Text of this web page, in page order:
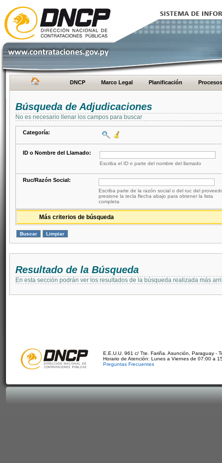
DNCP Marco Legal Planificación Procesos
Búsqueda de Adjudicaciones
No es necesario llenar los campos para buscar
Categoría:
ID o Nombre del Llamado:
Escriba el ID o parte del nombre del llamado
Ruc/Razón Social:
Escriba parte de la razón social o del ruc del
presione la tecla flecha abajo para obtener la lista
completa
Más criterios de búsqueda
Resultado de la Búsqueda
En esta sección podrán ver los resultados de la búsqueda realizada más
E.E.U.U. 961 c/ Tte. Fariña. Asunción, Paraguay -
Horario de Atención: Lunes a Viernes de 07:00 a
Preguntas Frecuentes